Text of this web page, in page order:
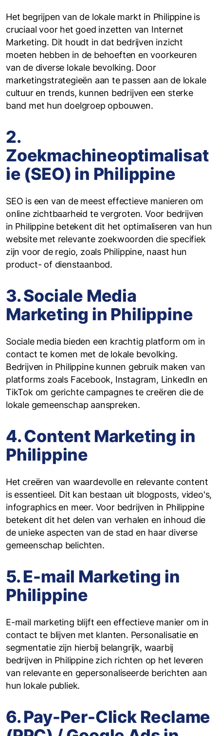
Het begrijpen van de lokale markt in Philippine is
cruciaal voor het goed inzetten van Internet
Marketing. Dit houdt in dat bedrijven inzicht
moeten hebben in de behoeften en voorkeuren
van de diverse lokale bevolking. Door
marketingstrategieën aan te passen aan de lokale
cultuur en trends, kunnen bedrijven een sterke
band met hun doelgroep opbouwen.
2.
Zoekmachineoptimalisat
ie (SEO) in Philippine
SEO is een van de meest effectieve manieren om
online zichtbaarheid te vergroten. Voor bedrijven
in Philippine betekent dit het optimaliseren van hun
website met relevante zoekwoorden die specifiek
zijn voor de regio, zoals Philippine, naast hun
product- of dienstaanbod.
3. Sociale Media
Marketing in Philippine
Sociale media bieden een krachtig platform om in
contact te komen met de lokale bevolking.
Bedrijven in Philippine kunnen gebruik maken van
platforms zoals Facebook, Instagram, LinkedIn en
TikTok om gerichte campagnes te creëren die de
lokale gemeenschap aanspreken.
4. Content Marketing in
Philippine
Het creëren van waardevolle en relevante content
is essentieel. Dit kan bestaan uit blogposts, video's,
infographics en meer. Voor bedrijven in Philippine
betekent dit het delen van verhalen en inhoud die
de unieke aspecten van de stad en haar diverse
gemeenschap belichten.
5. E-mail Marketing in
Philippine
E-mail marketing blijft een effectieve manier om in
contact te blijven met klanten. Personalisatie en
segmentatie zijn hierbij belangrijk, waarbij
bedrijven in Philippine zich richten op het leveren
van relevante en gepersonaliseerde berichten aan
hun lokale publiek.
6. Pay-Per-Click Reclame